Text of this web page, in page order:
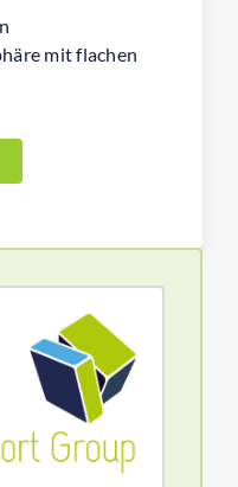
mit flachen